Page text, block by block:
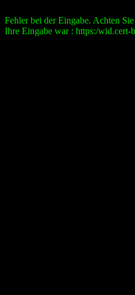
Fehler bei der Eingabe. Achten
Ihre Eingabe war : https:/